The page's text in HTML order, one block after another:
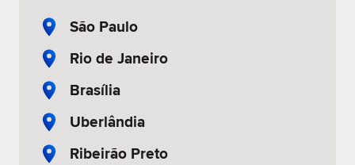
São Paulo
Rio de Janeiro
Brasília
Uberlândia
Ribeirão Preto